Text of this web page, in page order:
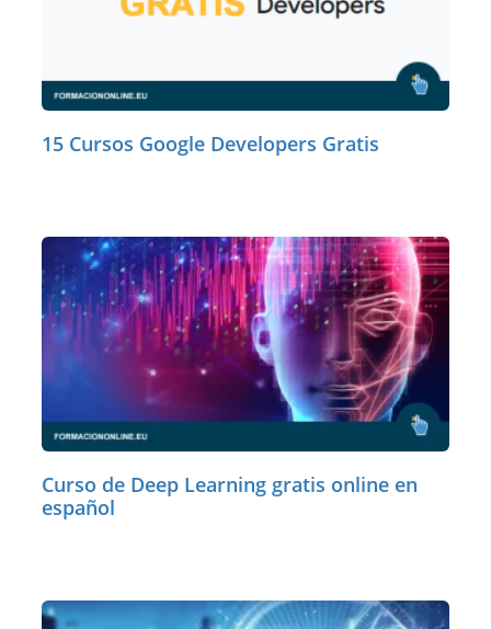
15 Cursos Google Developers Gratis
Curso de Deep Learning gratis online en
español